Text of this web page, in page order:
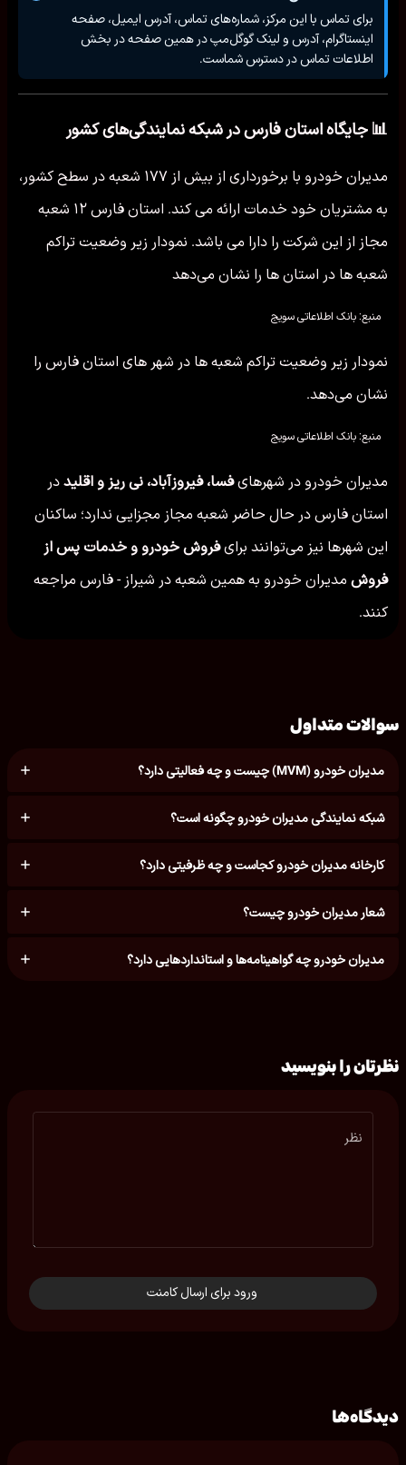
برای تماس با این مرکز، شماره‌های تماس، آدرس ایمیل، صفحه
اینستاگرام، آدرس و لینک گوگل‌مپ در همین صفحه در بخش
اطلاعات تماس در دسترس شماست.
📊 جایگاه استان فارس در شبکه نمایندگی‌های کشور
مدیران خودرو با برخورداری از بیش از ۱۷۷ شعبه در سطح کشور،
به مشتریان خود خدمات ارائه می کند. استان فارس ۱۲ شعبه
مجاز از این شرکت را دارا می باشد. نمودار زیر وضعیت تراکم
شعبه ها در استان ها را نشان می‌دهد
منبع: بانک اطلاعاتی سویج
نمودار زیر وضعیت تراکم شعبه ها در شهر های استان فارس را
نشان می‌دهد.
منبع: بانک اطلاعاتی سویج
مدیران خودرو در شهرهایفسا، فیروزآباد، نی ریز و اقلید در
استان فارس در حال حاضر شعبه مجاز مجزایی ندارد؛ ساکنان
این شهرها نیز می‌توانند برایفروش خودرو و خدمات پس از
فروش مدیران خودرو به همین شعبه در شیراز - فارس مراجعه
کنند.
سوالات متداول
مدیران خودرو (MVM) چیست و چه فعالیتی دارد؟
شبکه نمایندگی مدیران خودرو چگونه است؟
کارخانه مدیران خودرو کجاست و چه ظرفیتی دارد؟
شعار مدیران خودرو چیست؟
مدیران خودرو چه گواهینامه‌ها و استانداردهایی دارد؟
نظرتان را بنویسید
نظر
ورود برای ارسال کامنت
دیدگاه‌ها